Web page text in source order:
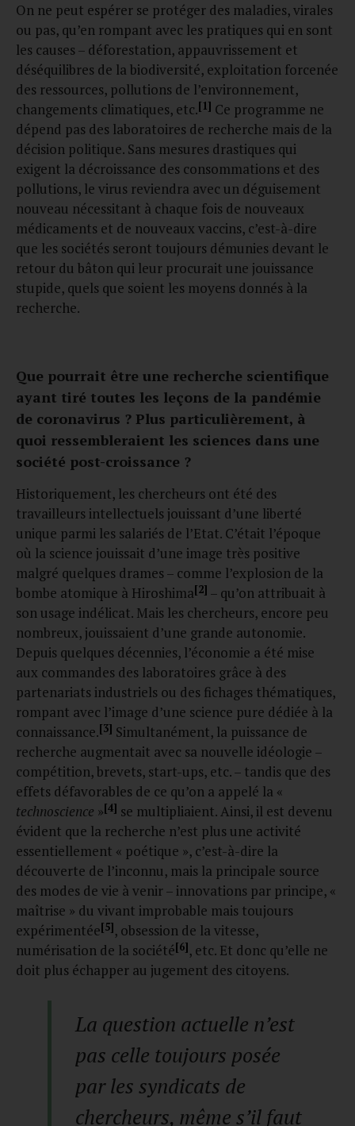
On ne peut espérer se protéger des maladies, virales
ou pas, qu’en rompant avec les pratiques qui en sont
les causes – déforestation, appauvrissement et
déséquilibres de la biodiversité, exploitation forcenée
des ressources, pollutions de l’environnement,
changements climatiques, etc.[1] Ce programme ne
dépend pas des laboratoires de recherche mais de la
décision politique. Sans mesures drastiques qui
exigent la décroissance des consommations et des
pollutions, le virus reviendra avec un déguisement
nouveau nécessitant à chaque fois de nouveaux
médicaments et de nouveaux vaccins, c’est-à-dire
que les sociétés seront toujours démunies devant le
retour du bâton qui leur procurait une jouissance
stupide, quels que soient les moyens donnés à la
recherche.
Que pourrait être une recherche scientifique
ayant tiré toutes les leçons de la pandémie
de coronavirus ? Plus particulièrement, à
quoi ressembleraient les sciences dans une
société post-croissance ?
Historiquement, les chercheurs ont été des
travailleurs intellectuels jouissant d’une liberté
unique parmi les salariés de l’Etat. C’était l’époque
où la science jouissait d’une image très positive
malgré quelques drames – comme l’explosion de la
bombe atomique à Hiroshima[2] – qu’on attribuait à
son usage indélicat. Mais les chercheurs, encore peu
nombreux, jouissaient d’une grande autonomie.
Depuis quelques décennies, l’économie a été mise
aux commandes des laboratoires grâce à des
partenariats industriels ou des fichages thématiques,
rompant avec l’image d’une science pure dédiée à la
connaissance.[3] Simultanément, la puissance de
recherche augmentait avec sa nouvelle idéologie –
compétition, brevets, start-ups, etc. – tandis que des
effets défavorables de ce qu’on a appelé la «
technoscience »[4] se multipliaient. Ainsi, il est devenu
évident que la recherche n’est plus une activité
essentiellement « poétique », c’est-à-dire la
découverte de l’inconnu, mais la principale source
des modes de vie à venir – innovations par principe, «
maîtrise » du vivant improbable mais toujours
expérimentée[5], obsession de la vitesse,
numérisation de la société[6], etc. Et donc qu’elle ne
doit plus échapper au jugement des citoyens.
La question actuelle n’est
pas celle toujours posée
par les syndicats de
chercheurs, même s’il faut